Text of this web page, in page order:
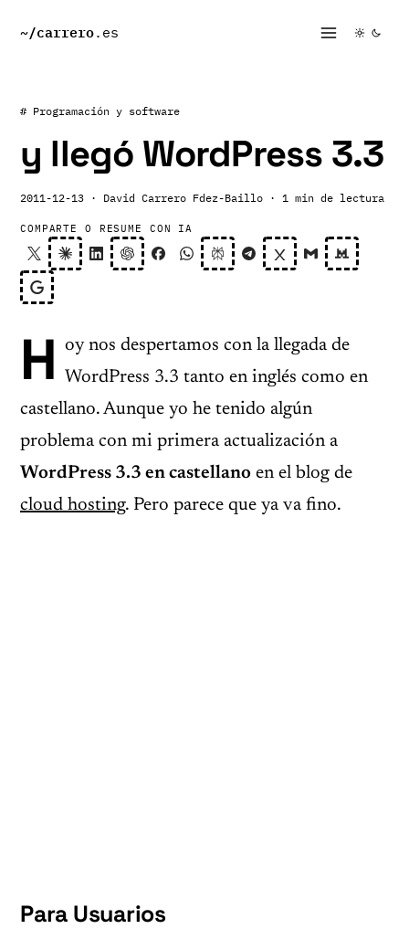
~/carrero.es
# Programación y software
y llegó WordPress 3.3
2011-12-13 · David Carrero Fdez-Baillo · 1 min de lectura
COMPARTE O RESUME CON IA
H oy nos despertamos con la llegada de
WordPress 3.3 tanto en inglés como en
castellano. Aunque yo he tenido algún
problema con mi primera actualización a
WordPress 3.3 en castellano en el blog de
cloud hosting. Pero parece que ya va fino.
Para Usuarios